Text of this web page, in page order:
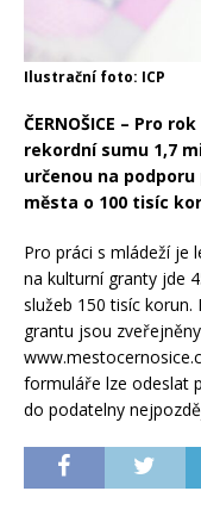
Ilustrační foto: ICP
ČERNOŠICE – Pro
rekordní sumu 1,7
určenou na
města o 100 tisíc
Pro práci s mládeží je
na kulturní granty jde
služeb 150 tisíc
grantu jsou
formuláře lze odeslat
do podatelny